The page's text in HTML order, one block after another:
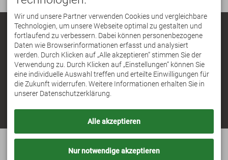
Stadt Iphofen
+49 9323 87150|info@vgem.iphofen.de
Termine &
Veranstaltungen
IPHOFENTOURISMUS
Wir und unsere Partner verwenden Cookies und vergleichbare
Technologien, um unsere Webseite optimal zu gestalten und
fortlaufend zu verbessern. Dabei können personenbezogene
Daten wie Browserinformationen erfasst und analysiert
werden. Durch Klicken auf „Alle akzeptieren“ stimmen Sie der
Verwendung zu. Durch Klicken auf „Einstellungen“ können Sie
eine individuelle Auswahl treffen und erteilte Einwilligungen für
die Zukunft widerrufen. Weitere Informationen erhalten Sie in
unserer Datenschutzerklärung.
Alle akzeptieren
Nur notwendige akzeptieren